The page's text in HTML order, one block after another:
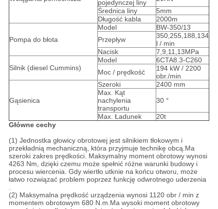
pojedynczej liny
Średnica liny
5mm
Długość kabla
2000m
Pompa do błota
Model
BW-350/13
Przepływ
350,255,188,134
l / min
Nacisk
7,9,11,13MPa
Silnik (diesel Cummins)
Model
6CTA8.3-C260
Moc / prędkość
194 kW / 2200
obr./min
Gąsienica
Szeroki
2400 mm
Max. Kąt
nachylenia
transportu
30 °
Max. Ładunek
20t
Główne cechy
(1) Jednostka głowicy obrotowej jest silnikiem tłokowym i
przekładnią mechaniczną, która przyjmuje technikę obcą.Ma
szeroki zakres prędkości. Maksymalny moment obrotowy wynosi
4263 Nm, dzięki czemu może spełnić różne warunki budowy i
procesu wiercenia. Gdy wiertło utknie na końcu otworu, może
łatwo rozwiązać problem poprzez funkcję odwrotnego uderzenia
.
(2) Maksymalna prędkość urządzenia wynosi 1120 obr / min z
momentem obrotowym 680 N.m.Ma wysoki moment obrotowy